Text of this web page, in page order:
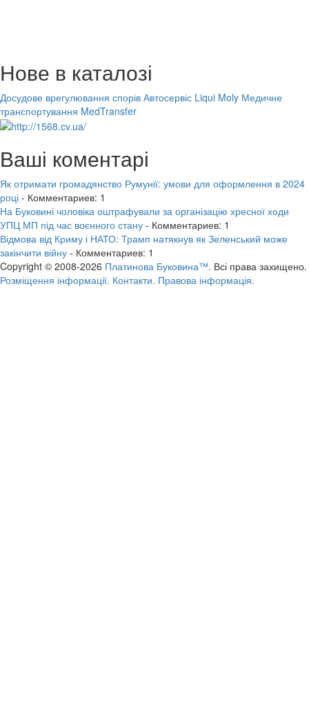
Нове в каталозі
Досудове врегулювання спорів Автосервіс Liqui Moly Медичне
транспортування MedTransfer
Ваші коментарі
Як отримати громадянство Румунії: умови для оформлення в 2024
році - Комментариев: 1
На Буковині чоловіка оштрафували за організацію хресної ходи
УПЦ МП під час воєнного стану - Комментариев: 1
Відмова від Криму і НАТО: Трамп натякнув як Зеленський може
закінчити війну - Комментариев: 1
Copyright © 2008-2026 Платинова Буковина™. Всі права захищено.
Розміщення інформації. Контакти. Правова інформація.